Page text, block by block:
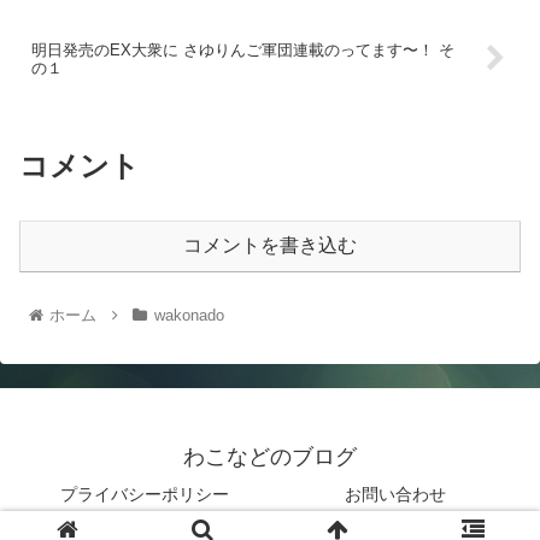
明日発売のEX大衆に さゆりんご軍団連載のってます〜！ そ
の１
コメント
コメントを書き込む
ホーム wakonado
わこなどのブログ
プライバシーポリシー お問い合わせ